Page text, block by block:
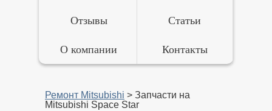
Отзывы Статьи
О компании Контакты
Ремонт Mitsubishi > Запчасти на
Mitsubishi Space Star